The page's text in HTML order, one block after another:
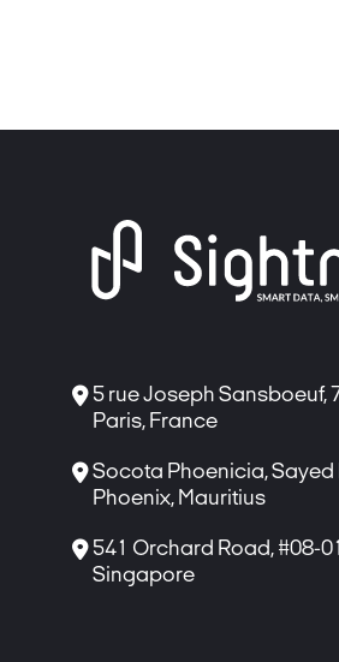
 5 rue Joseph Sansboeuf,
Paris, France
Socota Phoenicia, Sayed
Phoenix, Mauritius
 541 Orchard Road, #08-
Singapore